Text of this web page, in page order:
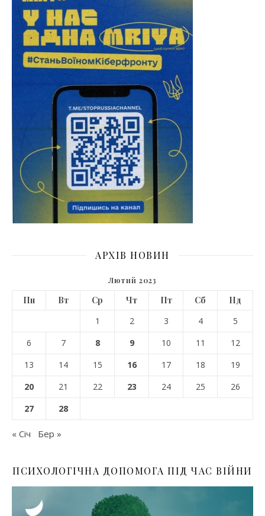
АРХІВ НОВИН
Лютий 2023
Пн Вт Ср Чт Пт Сб
Нд
1
2 3 4
5
6
7 8 9 10 11
12
13
14 15 16 17 18
19
20
21 22 23 24 25
26
27
28
« Січ Бер »
ПСИХОЛОГІЧНА ДОПОМОГА ПІД ЧАС ВІЙНИ